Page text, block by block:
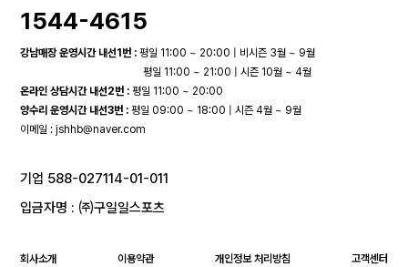
1544-4615
강남매장 운영시간 내선1번 : 평일 11:00 ~ 20:00 | 비시즌 3월 ~ 9월
평일 11:00 ~ 21:00 | 시즌 10월 ~ 4월
온라인 상담시간 내선2번 : 평일 11:00 ~ 20:00
양수리 운영시간 내선3번 : 평일 09:00 ~ 18:00 | 시즌 4월 ~ 9월
이메일 :jshhb@naver.com
기업 588-027114-01-011
입금자명 : ㈜구일일스포츠
회사소개 이용약관 개인정보 처리방침 고객센터